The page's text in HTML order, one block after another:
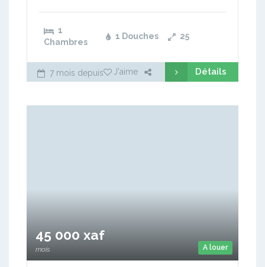
1
Chambres
1 Douches 25
7 mois depuis J'aime Détails
A louer
45 000 xaf
mois